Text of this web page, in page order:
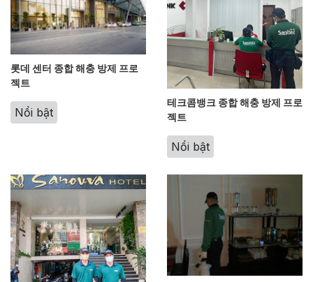
롯데 센터 종합 해충 방제 프로
젝트
Nổi bật
테크콤뱅크 종합 해충 방제 프로
젝트
Nổi bật